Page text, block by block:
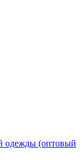
одежды (оптовый